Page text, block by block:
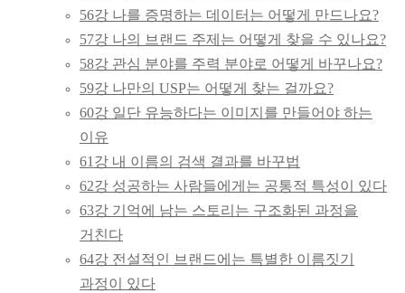
56강 나를 증명하는 데이터는 어떻게 만드나요?
57강 나의 브랜드 주제는 어떻게 찾을 수 있나요?
58강 관심 분야를 주력 분야로 어떻게 바꾸나요?
59강 나만의 USP는 어떻게 찾는 걸까요?
60강 일단 유능하다는 이미지를 만들어야 하는
이유
61강 내 이름의 검색 결과를 바꾸법
62강 성공하는 사람들에게는 공통적 특성이 있다
63강 기억에 남는 스토리는 구조화된 과정을
거친다
64강 전설적인 브랜드에는 특별한 이름짓기
과정이 있다